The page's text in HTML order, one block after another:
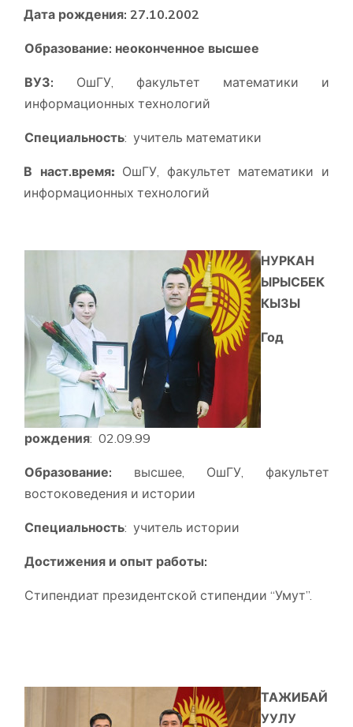
Дата рождения: 27.10.2002
Образование: неоконченное высшее
ВУЗ: ОшГУ, факультет математики и
информационных технологий
Специальность: учитель математики
В наст.время: ОшГУ, факультет математики и
информационных технологий
НУРКАН
ЫРЫСБЕК
КЫЗЫ
Год
рождения: 02.09.99
Образование: высшее, ОшГУ, факультет
востоковедения и истории
Специальность: учитель истории
Достижения и опыт работы:
Стипендиат президентской стипендии “Умут”.
ТАЖИБАЙ
УУЛУ